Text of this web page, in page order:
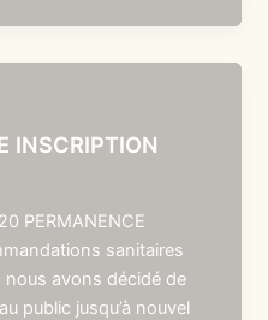
INSCRIPTION
PERMANENCE
sanitaires
nous avons décidé de
public jusqu’à nouvel